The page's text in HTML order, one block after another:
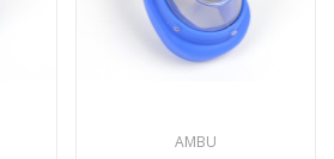
AMBU